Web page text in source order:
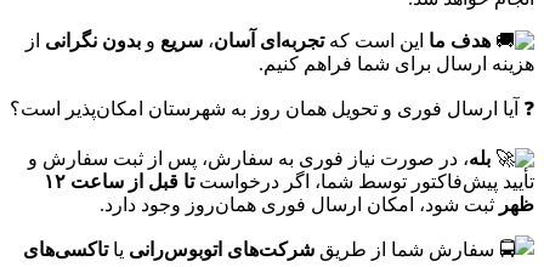
هدف ما این است کهتجربه‌ای آسان، سریع و بدون نگرانی از
هزینه ارسال برای شما فراهم کنیم.
❓ آیا ارسال فوری و تحویل همان روز به شهرستان امکان‌پذیر است؟
بله، در صورت نیاز فوری به سفارش، پس از ثبت سفارش و
تأیید پیش‌فاکتور توسط شما، اگر درخواست
تا قبل از ساعت ۱۲
ظهر ثبت شود، امکان ارسال فوری همان‌روز وجود دارد.
سفارش شما از طریق شرکت‌های اتوبوس‌رانی یا تاکسی‌های